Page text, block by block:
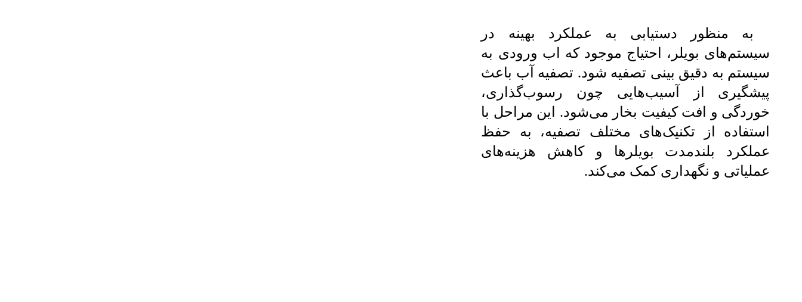
به منظور دستیابی به عملکرد بهینه در
سیستم‌های بویلر، احتیاج موجود که اب ورودی به
سیستم به دقیق بینی تصفیه شود. تصفیه آب باعث
پیشگیری از آسیب‌هایی چون رسوب‌گذاری،
خوردگی و افت کیفیت بخار می‌شود. این مراحل با
استفاده از تکنیک‌های مختلف تصفیه، به حفظ
عملکرد بلندمدت بویلرها و کاهش هزینه‌های
عملیاتی و نگهداری کمک می‌کند.